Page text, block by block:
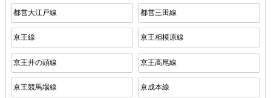
都営大江戸線 都営三田線
京王線 京王相模原線
京王井の頭線 京王高尾線
京王競馬場線 京成本線